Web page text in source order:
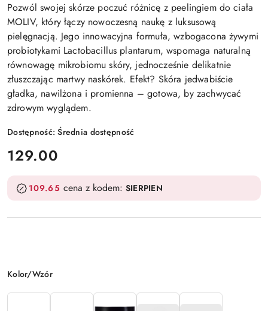
Pozwól swojej skórze poczuć różnicę z peelingiem do ciała
MOLIV, który łączy nowoczesną naukę z luksusową
pielęgnacją. Jego innowacyjna formuła, wzbogacona żywymi
probiotykami Lactobacillus plantarum, wspomaga naturalną
równowagę mikrobiomu skóry, jednocześnie delikatnie
złuszczając martwy naskórek. Efekt? Skóra jedwabiście
gładka, nawilżona i promienna – gotowa, by zachwycać
zdrowym wyglądem.
Dostępność:Średnia dostępność
cena:
129.00
109.65 cena z kodem: SIERPIEN
Wariant
Kolor/Wzór